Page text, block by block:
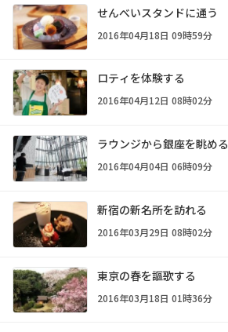
せんべいスタンドに通う
2016年04月18日 09時59分
ロティを体験する
2016年04月12日 08時02分
ラウンジから銀座を眺める
2016年04月04日 06時09分
新宿の新名所を訪れる
2016年03月29日 08時02分
東京の春を謳歌する
2016年03月18日 01時36分